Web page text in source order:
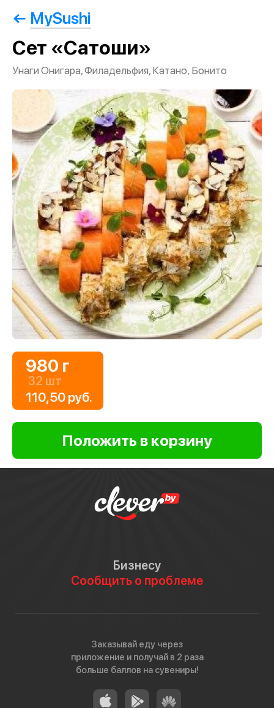
MySushi
Сет «Сатоши»
Унаги Онигара, Филадельфия, Катано, Бонито
980 г
32 шт
110,50 руб.
Бизнесу
Сообщить о проблеме
Заказывай еду через
приложение и получай в 2 раза
больше баллов на сувениры!